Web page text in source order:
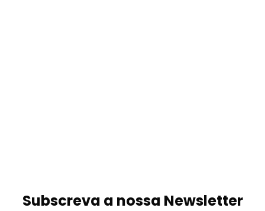
Subscreva a nossa Newsletter